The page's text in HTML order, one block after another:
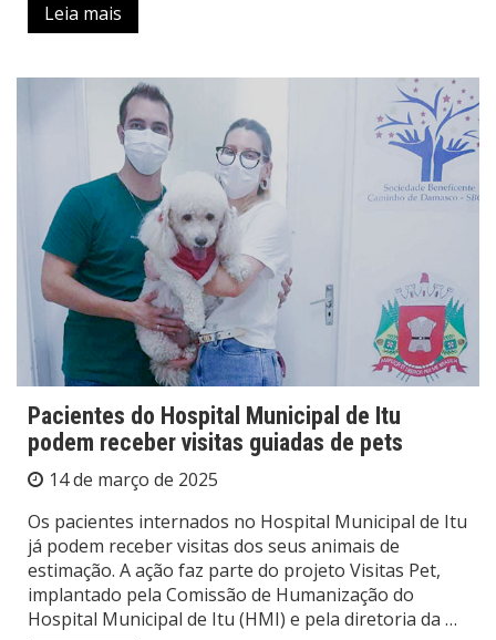
Leia mais
Pacientes do Hospital Municipal de Itu
podem receber visitas guiadas de pets
14 de março de 2025
Os pacientes internados no Hospital Municipal de Itu
já podem receber visitas dos seus animais de
estimação. A ação faz parte do projeto Visitas Pet,
implantado pela Comissão de Humanização do
Hospital Municipal de Itu (HMI) e pela diretoria da …